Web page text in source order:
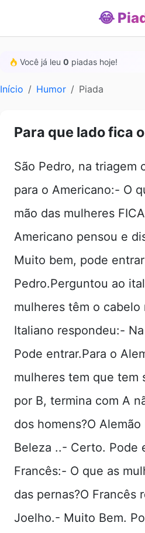
😂
Você já leu 0 piadas hoje!
Início Humor Piada
Para que lado fica
São Pedro, na triagem
para o Americano:- O
mão das mulheres
Americano pensou e
Muito bem, pode
Pedro.Perguntou ao
mulheres têm o cabelo
Italiano respondeu:-
Pode entrar.Para o
mulheres tem que tem
por B, termina com A
dos homens?O
Beleza ..- Certo. Pode
Francês:- O que as
das pernas?O Francês
Joelho.- Muito Bem.